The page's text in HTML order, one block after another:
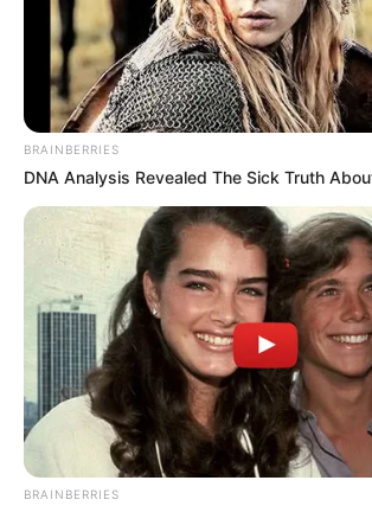
BRAINBERRIES
DNA Analysis Revealed The Sick Truth
BRAINBERRIES